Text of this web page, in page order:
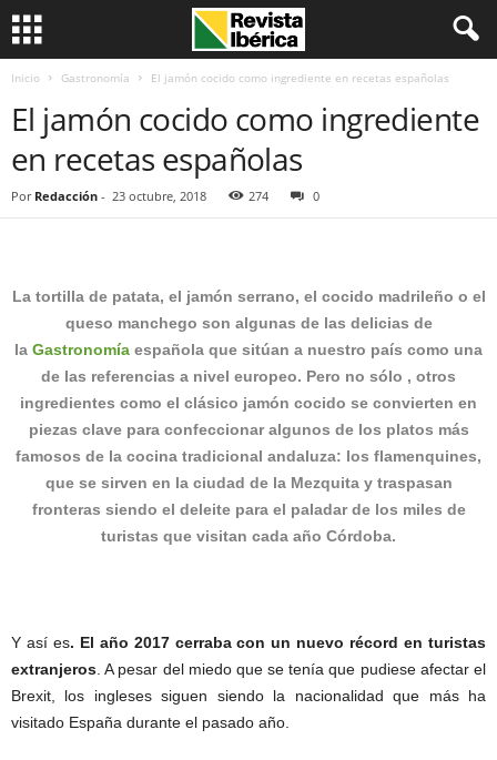
Inicio Gastronomía El jamón cocido como ingrediente en recetas españolas
El jamón cocido como ingrediente
en recetas españolas
Por Redacción - 23 octubre, 2018 274 0
La tortilla de patata, el jamón serrano, el cocido madrileño o el
queso manchego son algunas de las delicias de
la Gastronomía española que sitúan a nuestro país como una
de las referencias a nivel europeo. Pero no sólo , otros
ingredientes como el clásico jamón cocido se convierten en
piezas clave para confeccionar algunos de los platos más
famosos de la cocina tradicional andaluza: los flamenquines,
que se sirven en la ciudad de la Mezquita y traspasan
fronteras siendo el deleite para el paladar de los miles de
turistas que visitan cada año Córdoba.
Y así es. El año 2017 cerraba con un nuevo récord en turistas
extranjeros . A pesar del miedo que se tenía que pudiese afectar el
Brexit, los ingleses siguen siendo la nacionalidad que más ha
visitado España durante el pasado año.